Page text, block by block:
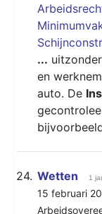
...
en
auto. De
24. Wetten 1
15 februari